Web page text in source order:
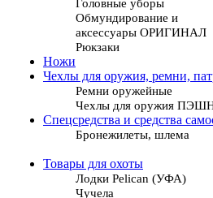
Головные уборы
Обмундирование и
аксессуары ОРИГИНАЛ
Рюкзаки
Ножи
Чехлы для оружия, ремни,
Ремни оружейные
Чехлы для оружия
Спецсредства и средства
Бронежилеты, шлема
Товары для охоты
Лодки Pelican (УФА)
Чучела